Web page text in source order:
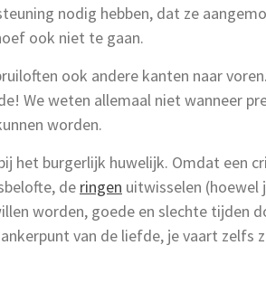
nodig hebben, dat ze
ook niet te gaan.
ook andere kanten naar
We weten allemaal niet wanneer
worden.
het burgerlijk huwelijk. Omdat een
de ringen uitwisselen
worden, goede en slechte tijden
van de liefde, je vaart